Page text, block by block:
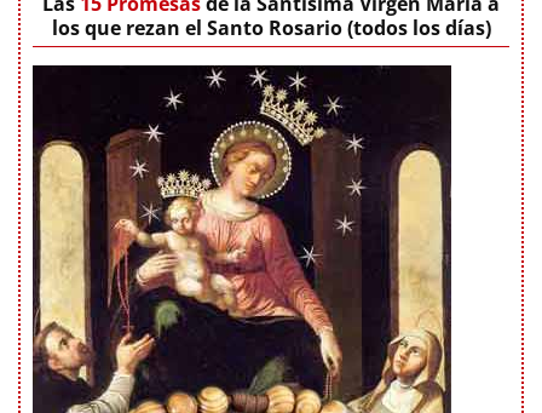
los que rezan el Santo Rosario (todos los días)